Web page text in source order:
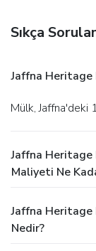
Sıkça
Jaffna Heritage
Mülk,
Jaffna Heritage
Maliyeti Ne
Jaffna Heritage
Nedir?